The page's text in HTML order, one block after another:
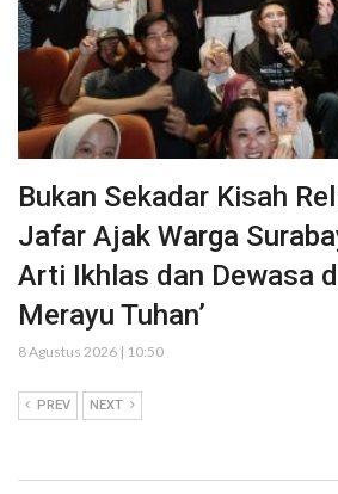
Bukan Sekadar Kisah
Jafar Ajak Warga
Arti Ikhlas dan Dewasa
Merayu Tuhan’
8 Agustus 2026 | 10:50
PREV NEXT